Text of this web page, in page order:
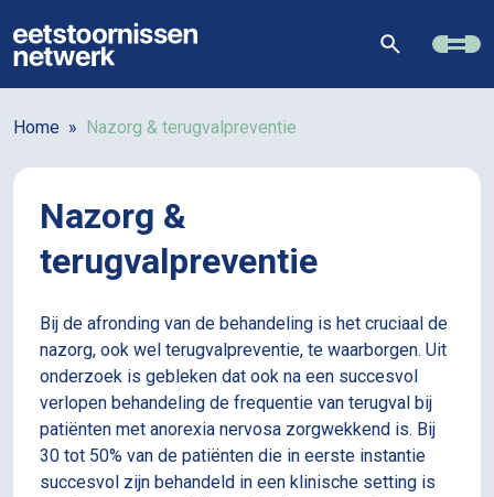
Home » Nazorg & terugvalpreventie
Nazorg &
terugvalpreventie
Bij de afronding van de behandeling is het cruciaal de
nazorg, ook wel terugvalpreventie, te waarborgen. Uit
onderzoek is gebleken dat ook na een succesvol
verlopen behandeling de frequentie van terugval bij
patiënten met anorexia nervosa zorgwekkend is. Bij
30 tot 50% van de patiënten die in eerste instantie
succesvol zijn behandeld in een klinische setting is